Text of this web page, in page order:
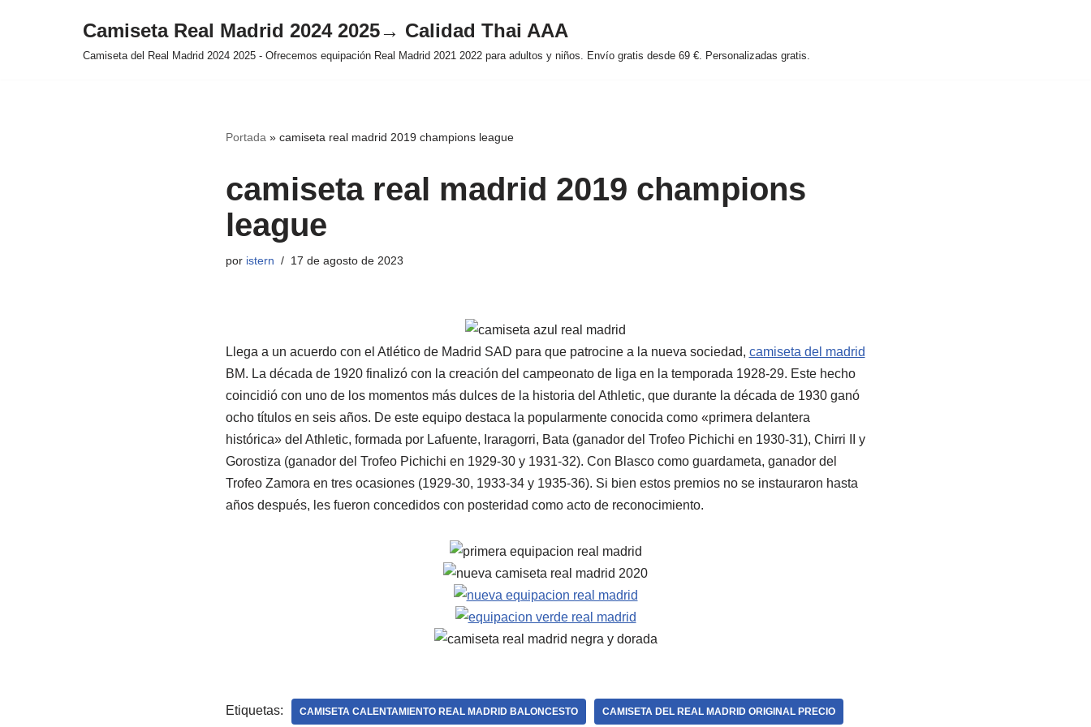
Camiseta Real Madrid 2024 2025→ Calidad Thai AAA
Camiseta del Real Madrid 2024 2025 - Ofrecemos equipación Real Madrid 2021 2022 para adultos y niños. Envío gratis desde 69 €. Personalizadas gratis.
Portada » camiseta real madrid 2019 champions league
camiseta real madrid 2019 champions
league
por istern 17 de agosto de 2023
Llega a un acuerdo con el Atlético de Madrid SAD para que patrocine a la nueva sociedad, camiseta del madrid
BM. La década de 1920 finalizó con la creación del campeonato de liga en la temporada 1928-29. Este hecho
coincidió con uno de los momentos más dulces de la historia del Athletic, que durante la década de 1930 ganó
ocho títulos en seis años. De este equipo destaca la popularmente conocida como «primera delantera
histórica» del Athletic, formada por Lafuente, Iraragorri, Bata (ganador del Trofeo Pichichi en 1930-31), Chirri II y
Gorostiza (ganador del Trofeo Pichichi en 1929-30 y 1931-32). Con Blasco como guardameta, ganador del
Trofeo Zamora en tres ocasiones (1929-30, 1933-34 y 1935-36). Si bien estos premios no se instauraron hasta
años después, les fueron concedidos con posteridad como acto de reconocimiento.
Etiquetas: CAMISETA CALENTAMIENTO REAL MADRID BALONCESTO CAMISETA DEL REAL MADRID ORIGINAL PRECIO